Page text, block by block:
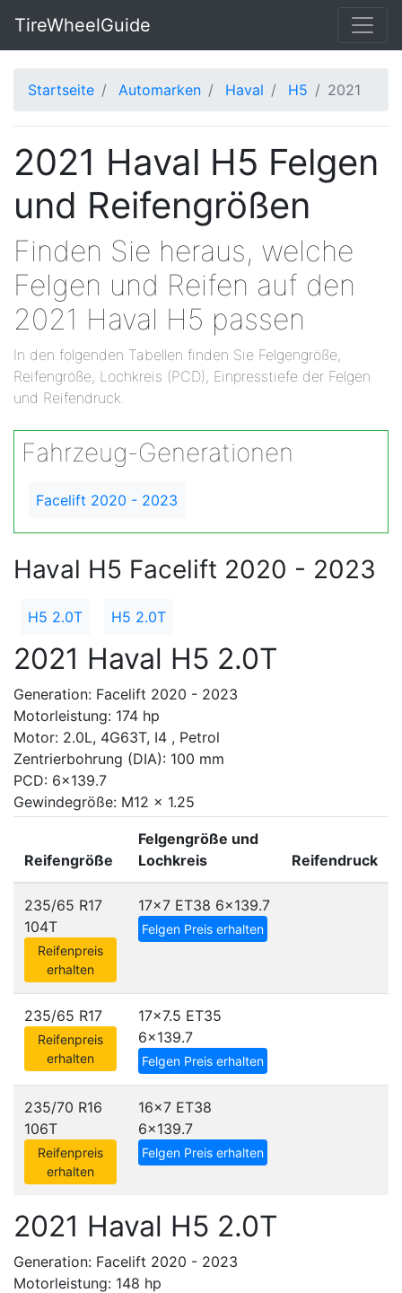
TireWheelGuide
Startseite Automarken Haval H5 2021
2021 Haval H5 Felgen
und Reifengrößen
Finden Sie heraus, welche
Felgen und Reifen auf den
2021 Haval H5 passen
In den folgenden Tabellen finden Sie Felgengröße,
Reifengröße, Lochkreis (PCD), Einpresstiefe der Felgen
und Reifendruck.
Fahrzeug-Generationen
Facelift 2020 - 2023
Haval H5 Facelift 2020 - 2023
H5 2.0T H5 2.0T
2021 Haval H5 2.0T
Generation: Facelift 2020 - 2023
Motorleistung: 174 hp
Motor: 2.0L, 4G63T, I4 , Petrol
Zentrierbohrung (DIA): 100 mm
PCD: 6x139.7
Gewindegröße: M12 x 1.25
Reifengröße
Felgengröße und
Lochkreis
Reifendruck
235/65 R17
104T
Reifenpreis
erhalten
17x7 ET38 6x139.7
Felgen Preis erhalten
235/65 R17
Reifenpreis
erhalten
17x7.5 ET35
6x139.7
Felgen Preis erhalten
235/70 R16
106T
Reifenpreis
erhalten
16x7 ET38
6x139.7
Felgen Preis erhalten
2021 Haval H5 2.0T
Generation: Facelift 2020 - 2023
Motorleistung: 148 hp